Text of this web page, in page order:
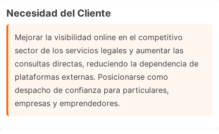
Necesidad del Cliente
Mejorar la visibilidad online en el competitivo
sector de los servicios legales y aumentar las
consultas directas, reduciendo la dependencia de
plataformas externas. Posicionarse como
despacho de confianza para particulares,
empresas y emprendedores.